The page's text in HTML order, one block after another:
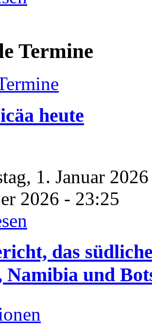
Termine
heute
1. Januar
2026 - 23:25
das
Namibia und